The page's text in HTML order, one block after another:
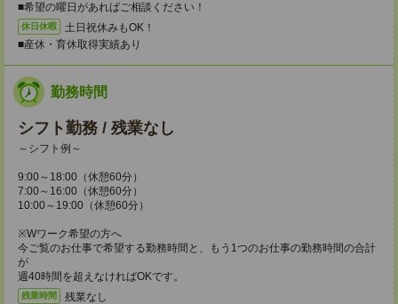
■希望の曜日があればご相談ください！
休日休暇
土日祝休みもOK！
■産休・育休取得実績あり
勤務時間
シフト勤務 / 残業なし
～シフト例～
9:00～18:00（休憩60分）
7:00～16:00（休憩60分）
10:00～19:00（休憩60分）
※Wワーク希望の方へ
今ご覧のお仕事で希望する勤務時間と、もう1つのお仕事の勤務時間の合計
が
週40時間を超えなければOKです。
残業時間 残業なし